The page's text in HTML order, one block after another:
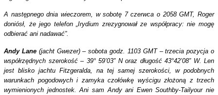
A następnego dnia wieczorem, w sobotę 7 czerwca o 2058 GMT, Roger
doniósł, że jego telefon „Irydium zrezygnował ze współpracy: nie mogę
odbierać ani nadawać”.
Andy Lane (jacht Gwezer) – sobota godz. 1103 GMT – trzecia pozycja o
współrzędnych szerokość – 39° 59’03” N oraz długość 43°42’08” W. Len
jest blisko jachtu Fitzgeralda, na tej samej szerokości, w podobnych
warunkach pogodowych i zamyka czołówkę wyścigu złożoną z trzech
wymienionych jednostek. Ani sam Andy ani Ewen Southby-Tailyour nie